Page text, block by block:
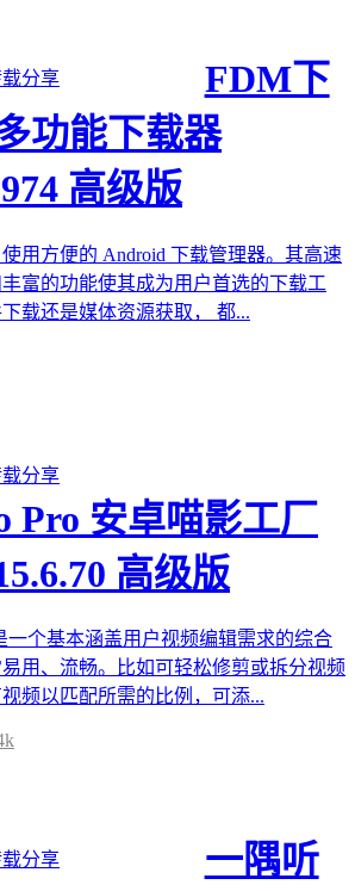
分享
FDM下
功能下载器
高级版
用方便的 Android 下载管理器。其高速
富的功能使其成为用户首选的下载工
载还是媒体资源获取， 都...
分享
Pro 安卓喵影工厂
高级版
一个基本涵盖用户视频编辑需求的综合
用、流畅。比如可轻松修剪或拆分视频
频以匹配所需的比例，可添...
分享
一隅听